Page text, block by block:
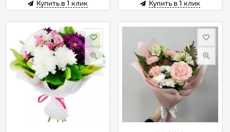
Купить в 1 клик Купить в 1 клик